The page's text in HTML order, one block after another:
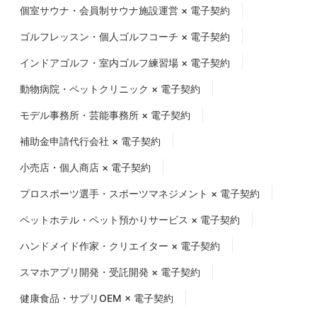
個室サウナ・会員制サウナ施設運営 × 電子契約
ゴルフレッスン・個人ゴルフコーチ × 電子契約
インドアゴルフ・室内ゴルフ練習場 × 電子契約
動物病院・ペットクリニック × 電子契約
モデル事務所・芸能事務所 × 電子契約
補助金申請代行会社 × 電子契約
小売店・個人商店 × 電子契約
プロスポーツ選手・スポーツマネジメント × 電子契約
ペットホテル・ペット預かりサービス × 電子契約
ハンドメイド作家・クリエイター × 電子契約
スマホアプリ開発・受託開発 × 電子契約
健康食品・サプリOEM × 電子契約